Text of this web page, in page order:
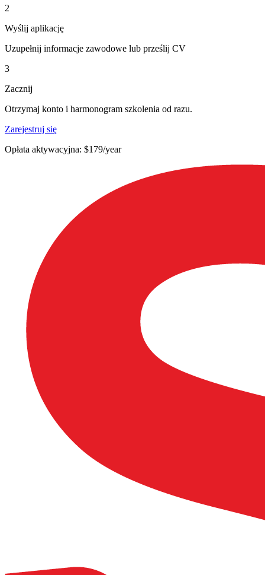
2
Wyślij aplikację
Uzupełnij informacje zawodowe lub prześlij CV
3
Zacznij
Otrzymaj konto i harmonogram szkolenia od razu.
Zarejestruj się
Opłata aktywacyjna: $179/year